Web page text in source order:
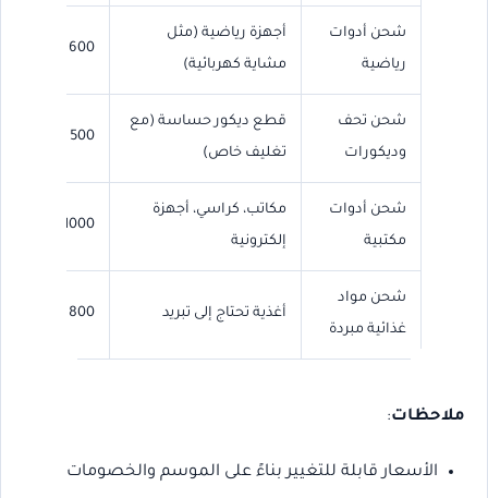
شحن أدوات
رياضية
أجهزة رياضية (مثل
مشاية كهربائية)
600 – 1200
شحن تحف
وديكورات
قطع ديكور حساسة (مع
تغليف خاص)
500 – 1000
شحن أدوات
مكتبية
مكاتب، كراسي، أجهزة
إلكترونية
1000 – 2000
شحن مواد
غذائية مبردة
أغذية تحتاج إلى تبريد 800 – 1500
ملاحظات:
الأسعار قابلة للتغيير بناءً على الموسم والخصومات